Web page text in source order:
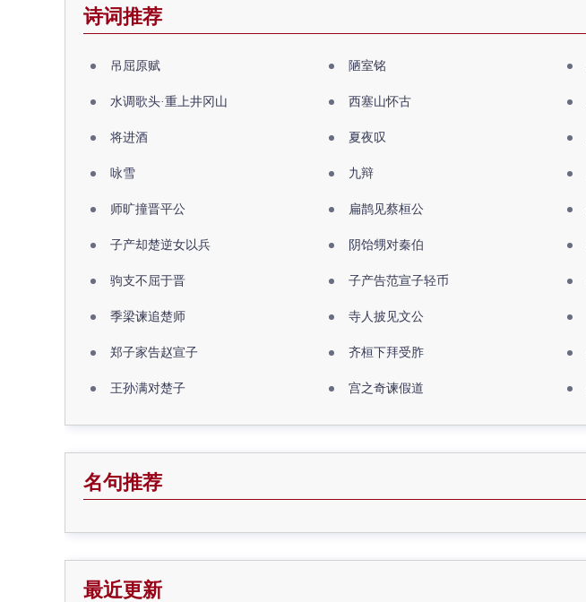
诗词推荐
吊屈原赋 陋室铭
水调歌头·重上井冈山 西塞山怀古
将进酒 夏夜叹
咏雪 九辩
师旷撞晋平公 扁鹊见蔡桓公
子产却楚逆女以兵 阴饴甥对秦伯
驹支不屈于晋 子产告范宣子轻币
季梁谏追楚师 寺人披见文公
郑子家告赵宣子 齐桓下拜受胙
王孙满对楚子 宫之奇谏假道
名句推荐
最近更新